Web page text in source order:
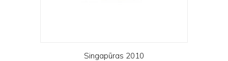
Singapūras 2010